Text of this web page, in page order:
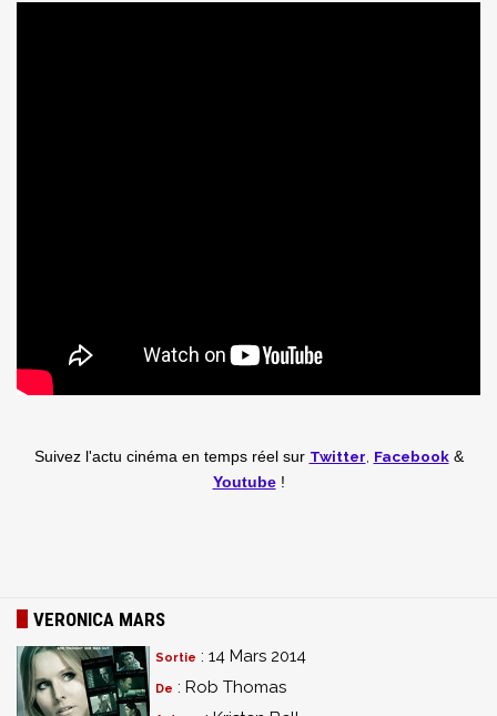
Suivez l'actu cinéma en temps réel sur Twitter Facebook&
Youtube!
VERONICA MARS
Sortie : 14 Mars 2014
De : Rob Thomas